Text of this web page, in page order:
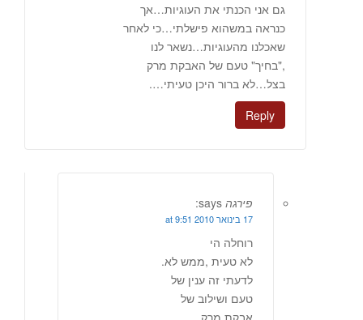
גם אני הכנתי את העוגיות…אך
כנראה במשהוא פישלתי…כי לאחר
שאכלנו מהעוגיות…נשאר לנו
,"בחיך" טעם של האבקת מרק
בצל…לא ברור היכן טעיתי….
Reply
פירגה says:
17 בינואר 2010 at 9:51
רוחלה הי
לא טעית ,ממש לא.
לדעתי זה ענין של
טעם ושילוב של